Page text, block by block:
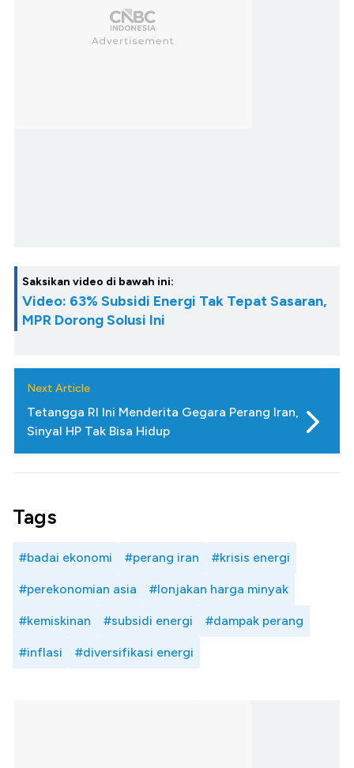
Saksikan video di bawah ini:
Video: 63% Subsidi Energi Tak Tepat Sasaran,
MPR Dorong Solusi Ini
Next Article
Tetangga RI Ini Menderita Gegara Perang Iran,
Sinyal HP Tak Bisa Hidup
Tags
#badai ekonomi #perang iran #krisis energi
#perekonomian asia #lonjakan harga minyak
#kemiskinan #subsidi energi #dampak perang
#inflasi #diversifikasi energi